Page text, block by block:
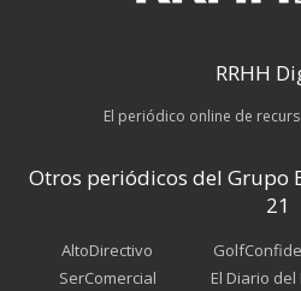
RRHH
El periódico online de
Otros periódicos del Grupo
21
AltoDirectivo
SerComercial
El Diario del